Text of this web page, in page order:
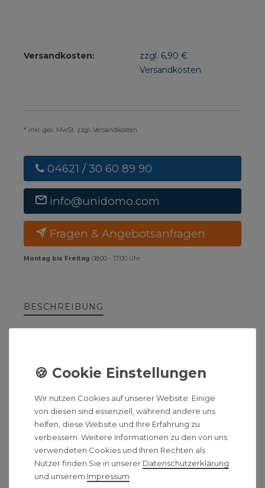
Versandkosten:
zzgl. 6,90 €
Versandkosten
* inkl. ges. MwSt. zzgl. Versandkosten
04621 / 30 60 89 90
info@unidomo.com
Fragen & Angebotsanfragen
Montag bis Freitag 08:00 - 17:00 Uhr
BESCHREIBUNG
HERSTELLERINFORMATIONEN
Viessmann Aqua Leckage
Sensor
Vitoset Aqua Leckagesensor
Optionales Zubehör: In Kombination mit Vitoset
Wir nutzen Cookies auf unserer Website. Einige
von diesen sind essenziell, während andere uns
helfen, diese Website und Ihre Erfahrung zu
verbessern. Weitere Informationen zu den von uns
verwendeten Cookies und Ihren Rechten als
Nutzer finden Sie in unserer Daten­schutz­erklärung
und unserem Impressum